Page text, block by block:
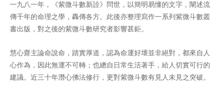
一九八一年，《紫微斗數新詮》問世，以簡明易懂的文字，闡述流
傳千年的命理之學，轟傳各方。此後亦整理寫作一系列紫微斗數叢
書出版，對之後的紫微斗數研究者影響甚鉅。
慧心齋主論命說命，踏實厚道，認為命運好壞並非絕對，都來自人
心作為，因此無運不可轉；也總自日常生活著手，給人切實可行的
建議。近三十年潛心佛法修行，更對紫微斗數有見人未見之突破。